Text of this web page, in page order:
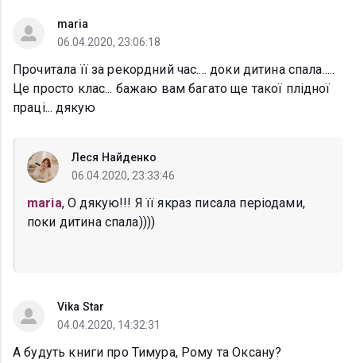
maria
06.04.2020, 23:06:18
Прочитала її за рекордний час.... доки дитина спала.....
Це просто клас... бажаю вам багато ще такої плідної
праці... дякую
Леся Найденко
06.04.2020, 23:33:46
maria, О дякую!!! Я її якраз писала періодами,
поки дитина спала))))
Vika Star
04.04.2020, 14:32:31
А будуть книги про Тимура, Рому та Оксану?